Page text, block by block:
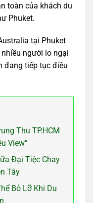
toàn của khách du
Phuket.
tại Phuket
người lo ngại
đang tiếp tục điều
Thu TP.HCM
View"
Đại Tiệc Chay
Tây
Bỏ Lỡ Khi Du